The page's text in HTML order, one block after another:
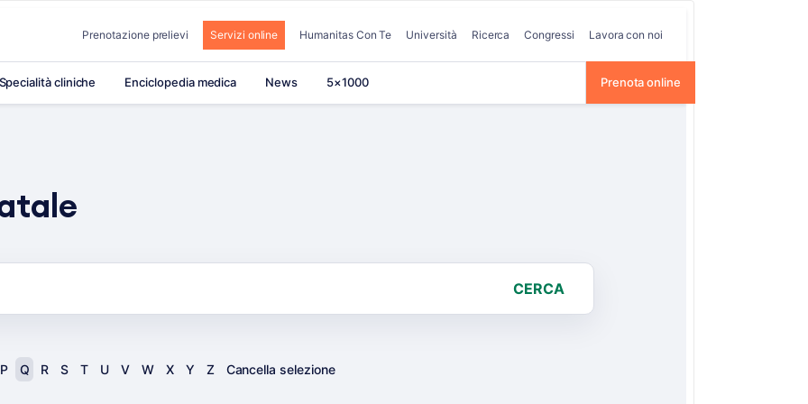
Prenotazione prelievi Servizi online Humanitas Con Te Università Ricerca Congressi Lavora con noi
Specialità cliniche Enciclopedia medica News 5×1000 Prenota online
CERCA
P Q R S T U V W X Y Z Cancella selezione